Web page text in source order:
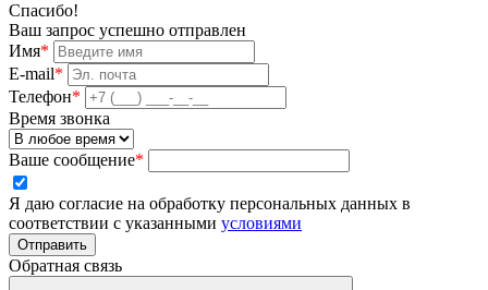
Спасибо!
Ваш запрос успешно отправлен
Имя*
E-mail*
Телефон*
Время звонка
Ваше сообщение*
Я даю согласие на обработку персональных данных в
соответствии с указанными условиями
Отправить
Обратная связь